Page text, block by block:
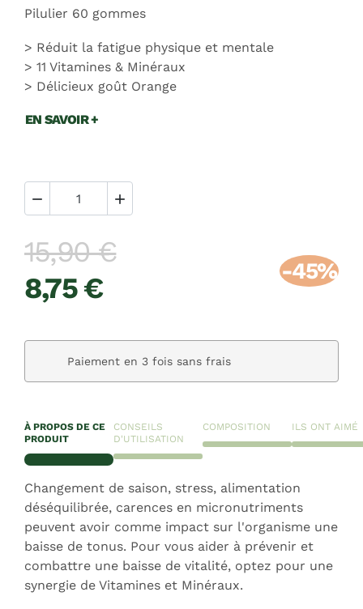
Pilulier 60 gommes
Réduit la fatigue physique et mentale
11 Vitamines & Minéraux
Délicieux goût Orange
EN SAVOIR +
 
15,90 €
8,75 €
-45%
Paiement en 3 fois sans frais
À PROPOS DE CE
PRODUIT
CONSEILS
D'UTILISATION
COMPOSITION ILS ONT AIMÉ
Changement de saison, stress, alimentation
déséquilibrée, carences en micronutriments
peuvent avoir comme impact sur l'organisme une
baisse de tonus. Pour vous aider à prévenir et
combattre une baisse de vitalité, optez pour une
synergie de Vitamines et Minéraux.